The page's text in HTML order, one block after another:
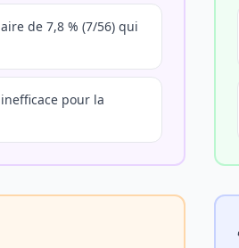
de 7,8 % (7/56) qui
pour la